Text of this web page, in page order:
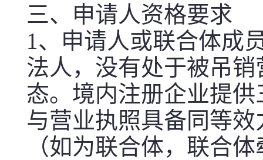
三、申请人资格要求
1、申请人或联合体成
法人，没有处于被吊
态。境内注册企业提
与营业执照具备同等
（如为联合体，联合